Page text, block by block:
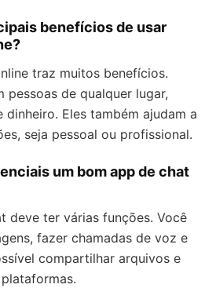
benefícios de usar
traz muitos benefícios.
pessoas de qualquer lugar,
Eles também ajudam a
seja pessoal ou profissional.
um bom app de chat
deve ter várias funções. Você
fazer chamadas de voz e
compartilhar arquivos e